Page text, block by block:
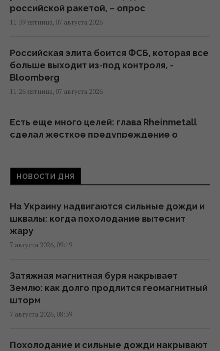
российской ракетой, – опрос
11:39 пятница, 07 августа 2026
Российская элита боится ФСБ, которая все
больше выходит из-под контроля, -
Bloomberg
11:26 пятница, 07 августа 2026
Есть еще много целей: глава Rheinmetall
сделал жесткое предупреждение о
людям на рынке: много пострадавших
09:45 пятница, 07 августа 2026
Генсек ООН осудил массированные удары
тыл России
09:39 пятница, 07 августа 2026
Трамп подписал указы об ограничении
08:49 пятница, 07 августа 2026
НОВОСТИ ДНЯ
На Украину надвигаются сильные дожди и
шквалы: когда похолодание вытеснит
жару
7 августа 2026, 09:19
Затяжная магнитная буря накрывает
Землю: как долго продлится геомагнитный
шторм
7 августа 2026, 08:39
Похолодание и сильные дожди накрывают